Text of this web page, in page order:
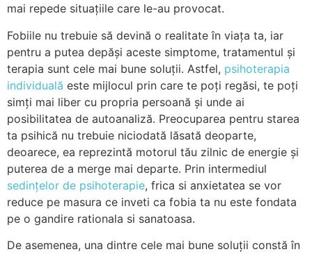
mai repede situațiile care le-au provocat.
Fobiile nu trebuie să devină o realitate în viața ta, iar
pentru a putea depăși aceste simptome, tratamentul și
terapia sunt cele mai bune soluții. Astfel, psihoterapia
individuală este mijlocul prin care te poți regăsi, te poți
simți mai liber cu propria persoană și unde ai
posibilitatea de autoanaliză. Preocuparea pentru starea
ta psihică nu trebuie niciodată lăsată deoparte,
deoarece, ea reprezintă motorul tău zilnic de energie și
puterea de a merge mai departe. Prin intermediul
sedințelor de psihoterapie, frica si anxietatea se vor
reduce pe masura ce inveti ca fobia ta nu este fondata
pe o gandire rationala si sanatoasa.
De asemenea, una dintre cele mai bune soluții constă în